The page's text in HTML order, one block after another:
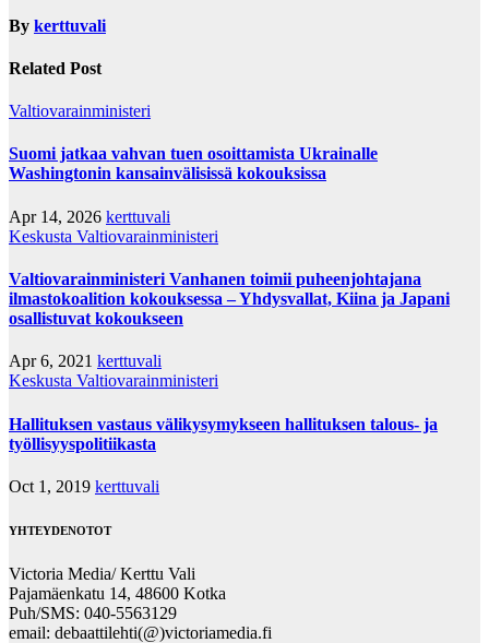
By kerttuvali
Related Post
Valtiovarainministeri
Suomi jatkaa vahvan tuen osoittamista Ukrainalle
Washingtonin kansainvälisissä kokouksissa
Apr 14, 2026 kerttuvali
Keskusta Valtiovarainministeri
Valtiovarainministeri Vanhanen toimii puheenjohtajana
ilmastokoalition kokouksessa – Yhdysvallat, Kiina ja Japani
osallistuvat kokoukseen
Apr 6, 2021 kerttuvali
Keskusta Valtiovarainministeri
Hallituksen vastaus välikysymykseen hallituksen talous- ja
työllisyyspolitiikasta
Oct 1, 2019 kerttuvali
YHTEYDENOTOT
Victoria Media/ Kerttu Vali
Pajamäenkatu 14, 48600 Kotka
Puh/SMS: 040-5563129
email: debaattilehti(@)victoriamedia.fi